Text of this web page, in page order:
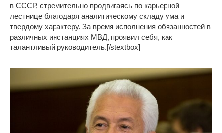
в СССР, стремительно продвигаясь по карьерной
лестнице благодаря аналитическому складу ума и
твердому характеру. За время исполнения обязанностей в
различных инстанциях МВД, проявил себя, как
талантливый руководитель.[/stextbox]